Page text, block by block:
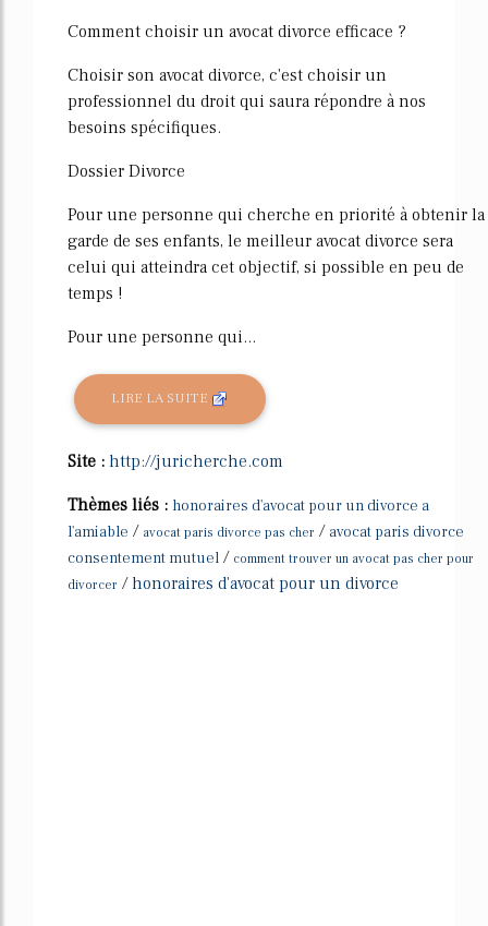
Comment choisir un avocat divorce efficace ?
Choisir son avocat divorce, c'est choisir un
professionnel du droit qui saura répondre à nos
besoins spécifiques.
Dossier Divorce
Pour une personne qui cherche en priorité à obtenir la
garde de ses enfants, le meilleur avocat divorce sera
celui qui atteindra cet objectif, si possible en peu de
temps !
Pour une personne qui...
LIRE LA SUITE
Site : http://juricherche.com
Thèmes liés : honoraires d'avocat pour un divorce a
l'amiable / avocat paris divorce pas cher / avocat paris divorce
consentement mutuel / comment trouver un avocat pas cher pour
divorcer /honoraires d'avocat pour un divorce